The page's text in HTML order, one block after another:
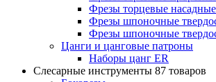
Фрезы торцевые
Фрезы шпоночные
Фрезы шпоночные
Цанги и цанговые патроны
Наборы цанг ER
Слесарные инструменты 87 товаров